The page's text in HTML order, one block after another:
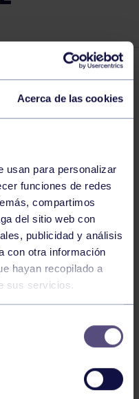
Acerca de las cookies
usan para personalizar
funciones de redes
compartimos
del sitio web con
publicidad y análisis
con otra información
hayan recopilado a
sus servicios.
2026
DE